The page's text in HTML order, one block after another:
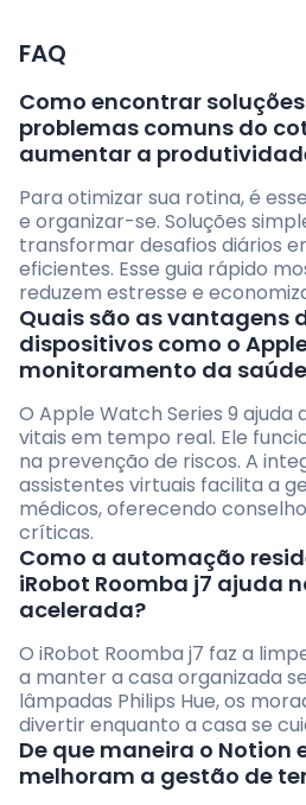
FAQ
Como encontrar
problemas comuns do
aumentar a
Para otimizar sua rotina, é
e organizar-se. Soluções
transformar desafios diários
eficientes. Esse guia rápido
reduzem estresse e
Quais são as vantagens
dispositivos como o
monitoramento da
O Apple Watch Series 9 ajuda
vitais em tempo real. Ele
na prevenção de riscos. A
assistentes virtuais facilita a
médicos, oferecendo
críticas.
Como a automação
iRobot Roomba j7 ajuda
acelerada?
O iRobot Roomba j7 faz a
a manter a casa organizada
lâmpadas Philips Hue, os
divertir enquanto a casa se
De que maneira o Notion
melhoram a gestão de